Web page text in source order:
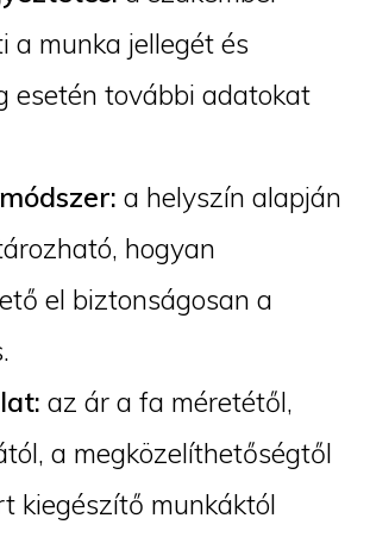
a munka jellegét és
esetén további adatokat
a helyszín alapján
hogyan
el biztonságosan a
az ár a fa méretétől,
a megközelíthetőségtől
kiegészítő munkáktól